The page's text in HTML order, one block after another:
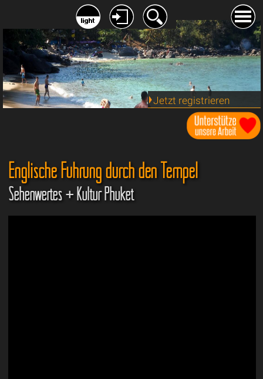
Jetzt registrieren
Englische Führung durch den Tempel
Sehenwertes + Kultur Phuket